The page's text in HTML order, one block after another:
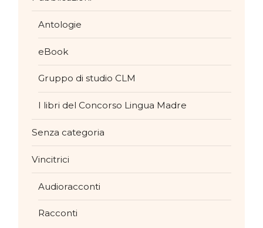
Antologie
eBook
Gruppo di studio CLM
I libri del Concorso Lingua Madre
Senza categoria
Vincitrici
Audioracconti
Racconti